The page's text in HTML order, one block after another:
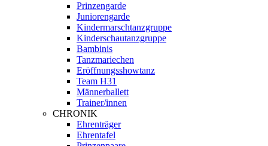
Prinzengarde
Juniorengarde
Kindermarschtanzgruppe
Kinderschautanzgruppe
Bambinis
Tanzmariechen
Eröffnungsshowtanz
Team H31
Männerballett
Trainer/innen
CHRONIK
Ehrenträger
Ehrentafel